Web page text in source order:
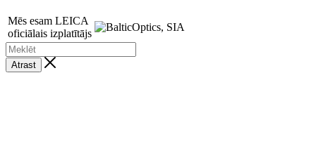
Mēs esam LEICA
oficiālais izplatītājs
Atrast